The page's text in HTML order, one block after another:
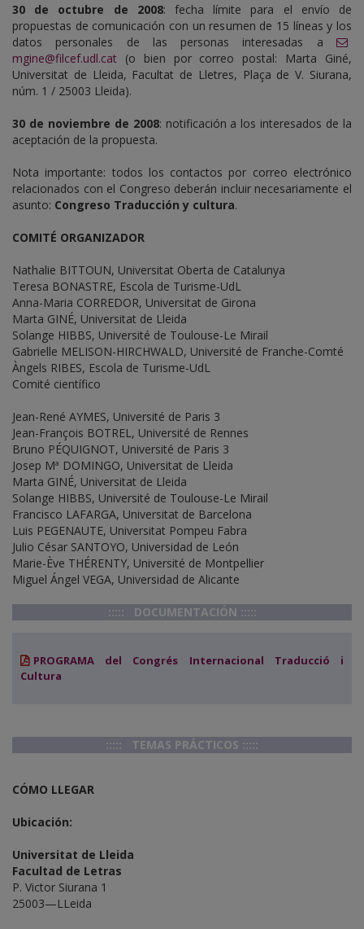
30 de octubre de 2008: fecha límite para el envío de
propuestas de comunicación con un resumen de 15 líneas y los
datos personales de las personas interesadas a
mgine@filcef.udl.cat (o bien por correo postal: Marta Giné,
Universitat de Lleida, Facultat de Lletres, Plaça de V. Siurana,
núm. 1 / 25003 Lleida).
30 de noviembre de 2008: notificación a los interesados de la
aceptación de la propuesta.
Nota importante: todos los contactos por correo electrónico
relacionados con el Congreso deberán incluir necesariamente el
asunto: Congreso Traducción y cultura.
COMITÉ ORGANIZADOR
Nathalie BITTOUN, Universitat Oberta de Catalunya
Teresa BONASTRE, Escola de Turisme-UdL
Anna-Maria CORREDOR, Universitat de Girona
Marta GINÉ, Universitat de Lleida
Solange HIBBS, Université de Toulouse-Le Mirail
Gabrielle MELISON-HIRCHWALD, Université de Franche-Comté
Àngels RIBES, Escola de Turisme-UdL
Comité científico
Jean-René AYMES, Université de Paris 3
Jean-François BOTREL, Université de Rennes
Bruno PÉQUIGNOT, Université de Paris 3
Josep Mª DOMINGO, Universitat de Lleida
Marta GINÉ, Universitat de Lleida
Solange HIBBS, Université de Toulouse-Le Mirail
Francisco LAFARGA, Universitat de Barcelona
Luis PEGENAUTE, Universitat Pompeu Fabra
Julio César SANTOYO, Universidad de León
Marie-Ève THÉRENTY, Université de Montpellier
Miguel Ángel VEGA, Universidad de Alicante
::::: DOCUMENTACIÓN :::::
PROGRAMA del Congrés Internacional Traducció i
Cultura
::::: TEMAS PRÁCTICOS :::::
CÓMO LLEGAR
Ubicación:
Universitat de Lleida
Facultad de Letras
P. Victor Siurana 1
25003—LLeida